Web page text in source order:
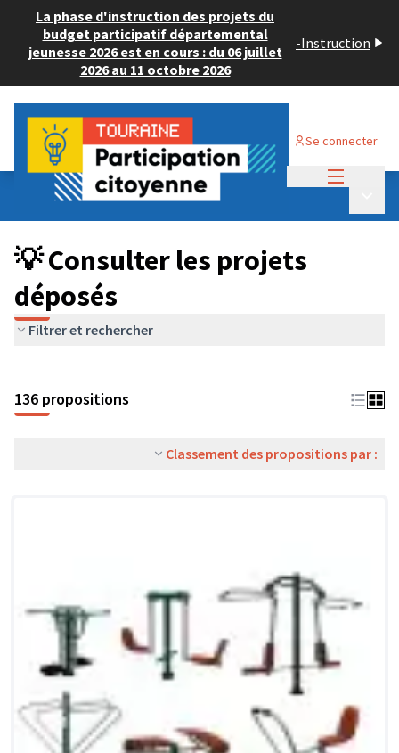
La phase d'instruction des projets du
budget participatif départemental
jeunesse 2026 est en cours : du 06 juillet
2026 au 11 octobre 2026
-Instruction
Se connecter
Budget Participatif JEUNESSE 2024
💡 Consulter les projets déposés
💡 Consulter les projets
déposés
Filtrer et rechercher
136 propositions
Classement des propositions par :